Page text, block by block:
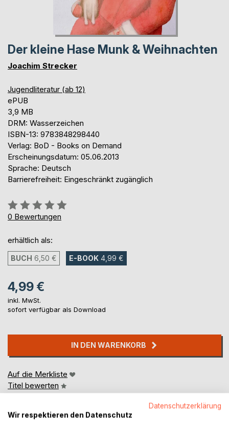
Der kleine Hase Munk & Weihnachten
Joachim Strecker
Jugendliteratur (ab 12)
ePUB
3,9 MB
DRM: Wasserzeichen
ISBN-13: 9783848298440
Verlag: BoD - Books on Demand
Erscheinungsdatum: 05.06.2013
Sprache: Deutsch
Barrierefreiheit: Eingeschränkt zugänglich
Bewertung::
0%
0 Bewertungen
erhältlich als:
BUCH 6,50 € E-BOOK 4,99 €
4,99 €
inkl. MwSt.
sofort verfügbar als Download
IN DEN WARENKORB
Auf die Merkliste
Titel bewerten
Datenschutzerklärung
Wir respektieren den Datenschutz